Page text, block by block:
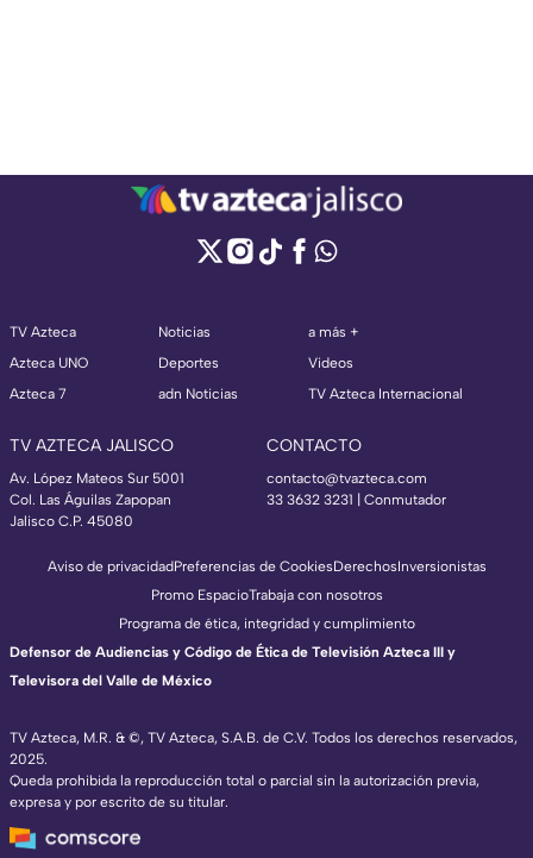
TV Azteca
Azteca UNO
Azteca 7
Noticias
Deportes
adn Noticias
a más +
Videos
TV Azteca Internacional
TV AZTECA JALISCO
Av. López Mateos Sur 5001
Col. Las Águilas Zapopan
Jalisco C.P. 45080
CONTACTO
contacto@tvazteca.com
33 3632 3231 | Conmutador
TV Azteca, M.R. & ©, TV Azteca, S.A.B. de C.V. Todos los derechos reservados,
2025.
Queda prohibida la reproducción total o parcial sin la autorización previa,
expresa y por escrito de su titular.
Aviso de privacidadPreferencias de CookiesDerechosInversionistas
Promo EspacioTrabaja con nosotros
Programa de ética, integridad y cumplimiento
Defensor de Audiencias y Código de Ética de Televisión Azteca III y
Televisora del Valle de México